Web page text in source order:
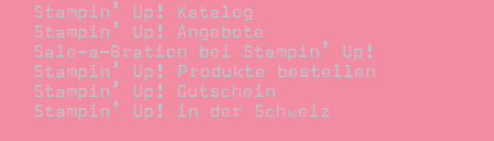
Stampin’ Up! Katalog
Stampin’ Up! Angebote
Sale-a-Bration bei Stampin’ Up!
Stampin’ Up! Produkte bestellen
Stampin’ Up! Gutschein
Stampin’ Up! in der Schweiz